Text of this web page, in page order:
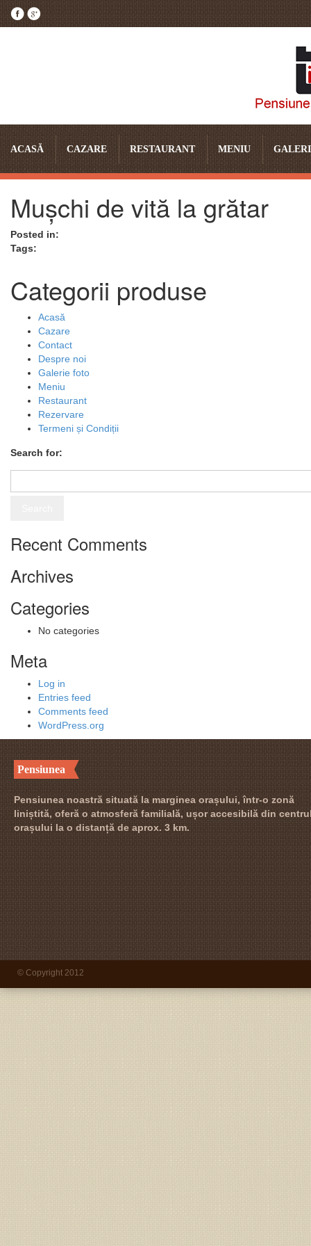
ACASĂ CAZARE RESTAURANT MENIU
Mușchi de vită la grătar
Posted in:
Tags:
Categorii produse
Acasă
Cazare
Contact
Despre noi
Galerie foto
Meniu
Restaurant
Rezervare
Termeni și Condiții
Search for:
Recent Comments
Archives
Categories
No categories
Meta
Log in
Entries feed
Comments feed
WordPress.org
Pensiunea
Pensiunea noastră situată la marginea orașului, într-o zonă
liniștită, oferă o atmosferă familială, ușor accesibilă din
orașului la o distanță de aprox. 3 km.
© Copyright 2012